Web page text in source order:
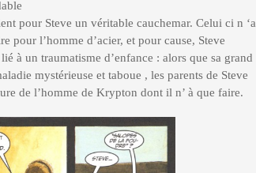
pour Steve un véritable cauchemar. Celui ci n ‘a
pour l’homme d’acier, et pour cause, Steve
à un traumatisme d’enfance : alors que sa grand
mystérieuse et taboue , les parents de Steve
de l’homme de Krypton dont il n’ à que faire.